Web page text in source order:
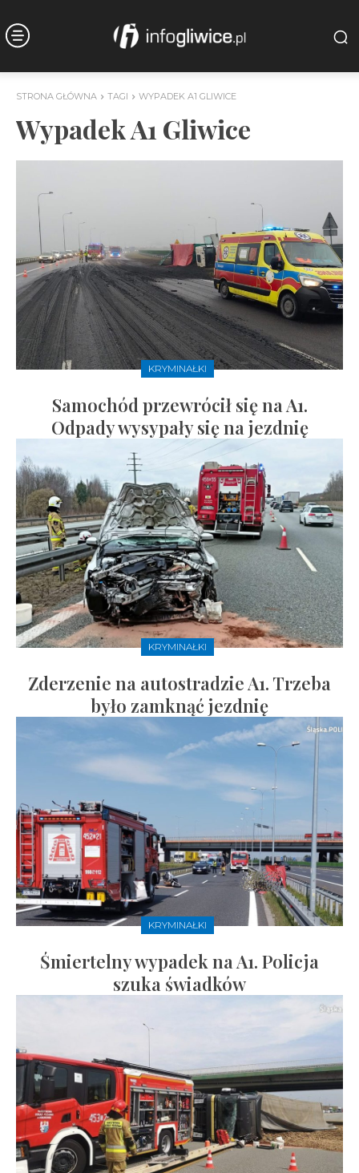
STRONA GŁÓWNA TAGI WYPADEK A1 GLIWICE
Wypadek A1 Gliwice
KRYMINAŁKI
Samochód przewrócił się na A1.
Odpady wysypały się na jezdnię
KRYMINAŁKI
Zderzenie na autostradzie A1. Trzeba
było zamknąć jezdnię
KRYMINAŁKI
Śmiertelny wypadek na A1. Policja
szuka świadków